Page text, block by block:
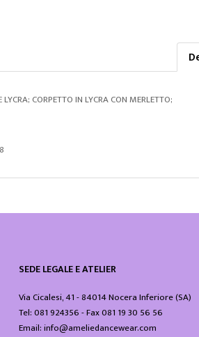
CORPETTO IN LYCRA CON MERLETTO;
SEDE LEGALE E ATELIER
Via Cicalesi, 41 - 84014 Nocera Inferiore (SA)
Tel: 081 924356 - Fax 081 19 30 56 56
Email: info@ameliedancewear.com